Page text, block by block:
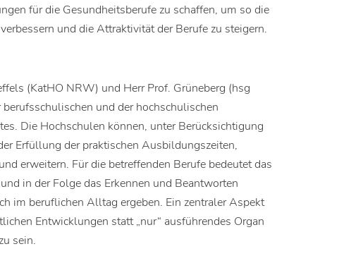
für die Gesundheitsberufe zu schaffen, um so die
und die Attraktivität der Berufe zu steigern.
(KatHO NRW) und Herr Prof. Grüneberg (hsg
und der hochschulischen
Die Hochschulen können, unter Berücksichtigung
Erfüllung der praktischen Ausbildungszeiten,
erweitern. Für die betreffenden Berufe bedeutet das
in der Folge das Erkennen und Beantworten
im beruflichen Alltag ergeben. Ein zentraler Aspekt
Entwicklungen statt „nur“ ausführendes Organ
sein.